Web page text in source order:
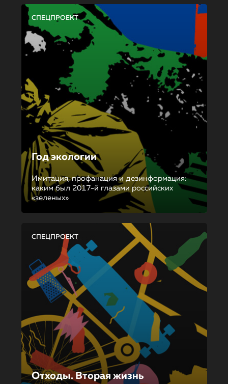
СПЕЦПРОЕКТ
Год экологии
Имитация, профанация и дезинформация:
каким был 2017-й глазами российских
«зеленых»
СПЕЦПРОЕКТ
Отходы. Вторая жизнь